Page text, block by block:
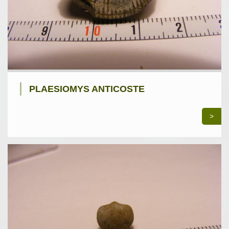
PLAESIOMYS ANTICOSTE
>